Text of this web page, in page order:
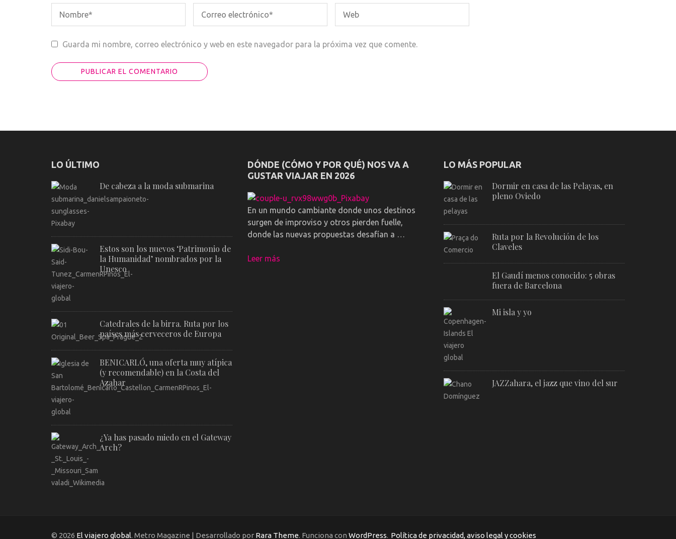
Guarda mi nombre, correo electrónico y web en este navegador para la próxima vez que comente.
LO ÚLTIMO
De cabeza a la moda submarina
Estos son los nuevos ‘Patrimonio de
la Humanidad’ nombrados por la
Unesco
Catedrales de la birra. Ruta por los
países más cerveceros de Europa
BENICARLÓ, una oferta muy atípica
(y recomendable) en la Costa del
Azahar
¿Ya has pasado miedo en el Gateway
Arch?
DÓNDE (CÓMO Y POR QUÉ) NOS VA A
GUSTAR VIAJAR EN 2026
En un mundo cambiante donde unos destinos
surgen de improviso y otros pierden fuelle,
donde las nuevas propuestas desafían a …
Leer más
LO MÁS POPULAR
Dormir en casa de las Pelayas, en
pleno Oviedo
Ruta por la Revolución de los
Claveles
El Gaudí menos conocido: 5 obras
fuera de Barcelona
Mi isla y yo
JAZZahara, el jazz que vino del sur
© 2026 El viajero global. Metro Magazine | Desarrollado por Rara Theme. Funciona con WordPress. Política de privacidad, aviso legal y cookies